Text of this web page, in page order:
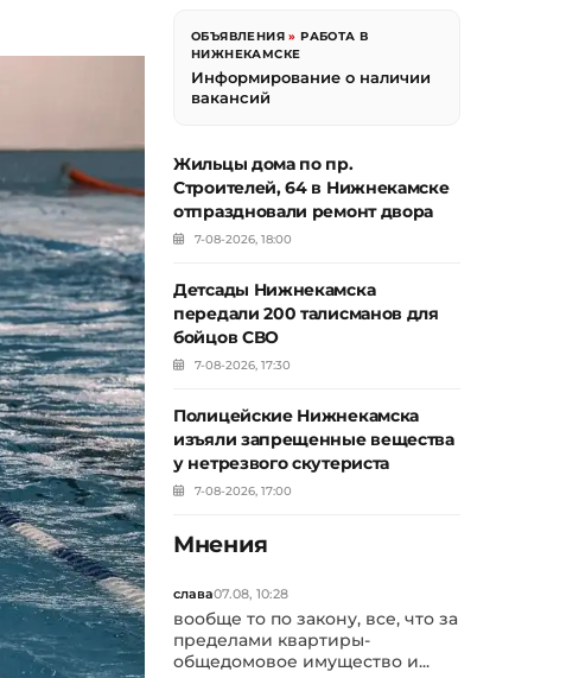
ОБЪЯВЛЕНИЯ »РАБОТА В
НИЖНЕКАМСКЕ
Информирование о наличии
вакансий
Жильцы дома по пр.
Строителей, 64 в Нижнекамске
отпраздновали ремонт двора
7-08-2026, 18:00
Детсады Нижнекамска
передали 200 талисманов для
бойцов СВО
7-08-2026, 17:30
Полицейские Нижнекамска
изъяли запрещенные вещества
у нетрезвого скутериста
7-08-2026, 17:00
Мнения
слава07.08, 10:28
вообще то по закону, все, что за
пределами квартиры-
общедомовое имущество и...